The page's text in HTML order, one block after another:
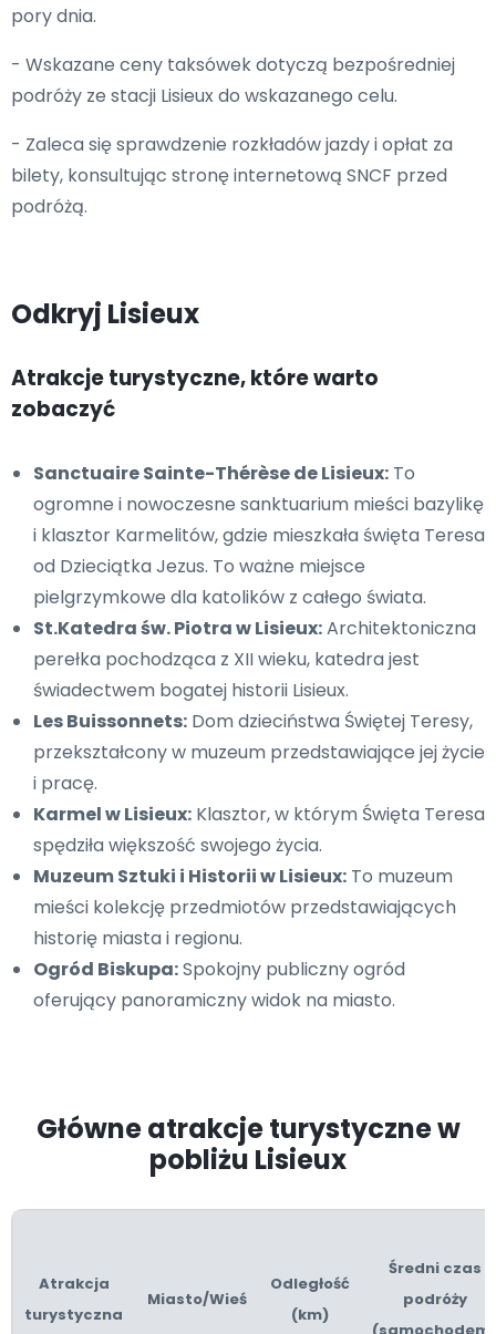
pory dnia.
- Wskazane ceny taksówek dotyczą bezpośredniej
podróży ze stacji Lisieux do wskazanego celu.
- Zaleca się sprawdzenie rozkładów jazdy i opłat za
bilety, konsultując stronę internetową SNCF przed
podróżą.
Odkryj Lisieux
Atrakcje turystyczne, które warto
zobaczyć
Sanctuaire Sainte-Thérèse de Lisieux: To
ogromne i nowoczesne sanktuarium mieści bazylikę
i klasztor Karmelitów, gdzie mieszkała święta Teresa
od Dzieciątka Jezus. To ważne miejsce
pielgrzymkowe dla katolików z całego świata.
St.Katedra św. Piotra w Lisieux:Architektoniczna
perełka pochodząca z XII wieku, katedra jest
świadectwem bogatej historii Lisieux.
Les Buissonnets: Dom dzieciństwa Świętej Teresy,
przekształcony w muzeum przedstawiające jej życie
i pracę.
Karmel w Lisieux: Klasztor, w którym Święta Teresa
spędziła większość swojego życia.
Muzeum Sztuki i Historii w Lisieux: To muzeum
mieści kolekcję przedmiotów przedstawiających
historię miasta i regionu.
Ogród Biskupa:Spokojny publiczny ogród
oferujący panoramiczny widok na miasto.
Główne atrakcje turystyczne w
pobliżu Lisieux
Atrakcja
turystyczna
Miasto/Wieś
Odległość
(km)
Średni czas
podróży